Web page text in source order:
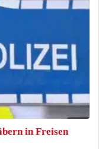
in Freisen